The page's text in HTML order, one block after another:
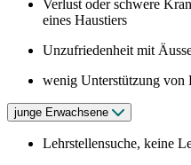
Verlust oder schwere
eines Haustiers
Unzufriedenheit mit
wenig Unterstützung von
junge Erwachsene
Lehrstellensuche, keine